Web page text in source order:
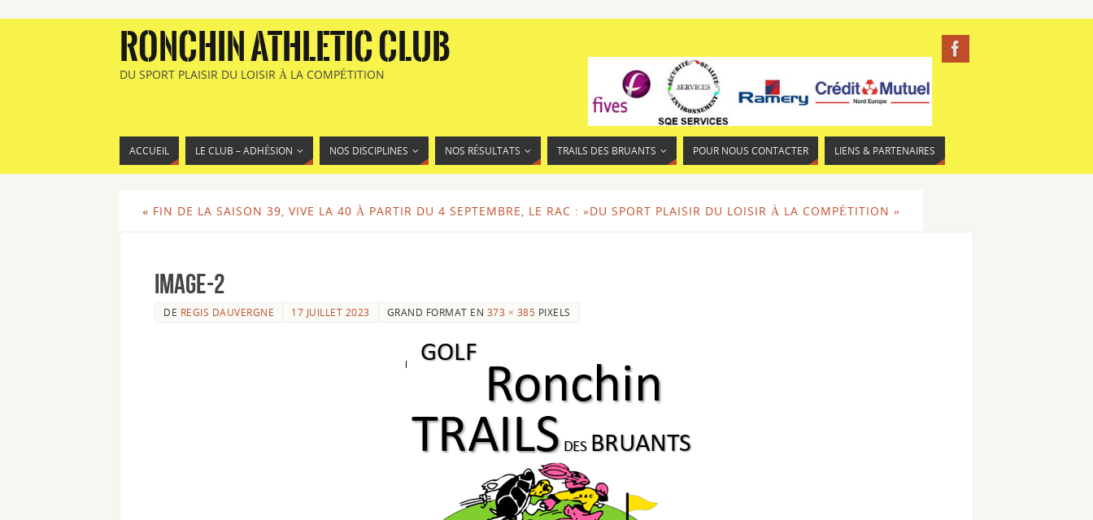
RONCHIN ATHLETIC CLUB
DU SPORT PLAISIR DU LOISIR À LA COMPÉTITION
ACCUEIL LE CLUB – ADHÉSION NOS DISCIPLINES NOS RÉSULTATS TRAILS DES BRUANTS POUR NOUS CONTACTER LIENS & PARTENAIRES
« FIN DE LA SAISON 39, VIVE LA 40 À PARTIR DU 4 SEPTEMBRE, LE RAC : »DU SPORT PLAISIR DU LOISIR À LA COMPÉTITION »
image-2
DE REGIS DAUVERGNE 17 JUILLET 2023 GRAND FORMAT EN 373 × 385 PIXELS